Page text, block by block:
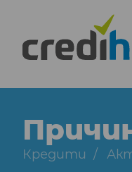
Кредити